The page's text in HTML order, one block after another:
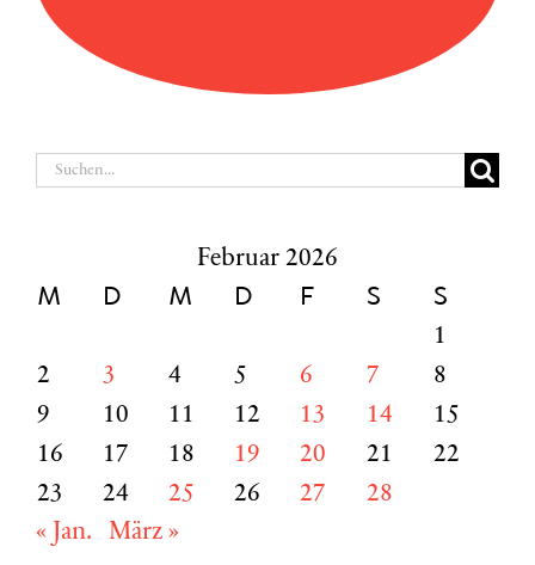
Suche
Februar 2026
M D M D F S S
1
2
3 4 5 6 7
8
9
10 11 12 13 14
15
16
17 18 19 20 21
22
23
24 25 26 27
28
« Jan.
März »